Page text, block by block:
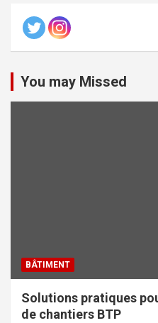
You may Missed
BÂTIMENT
Solutions pratiques
de chantiers BTP